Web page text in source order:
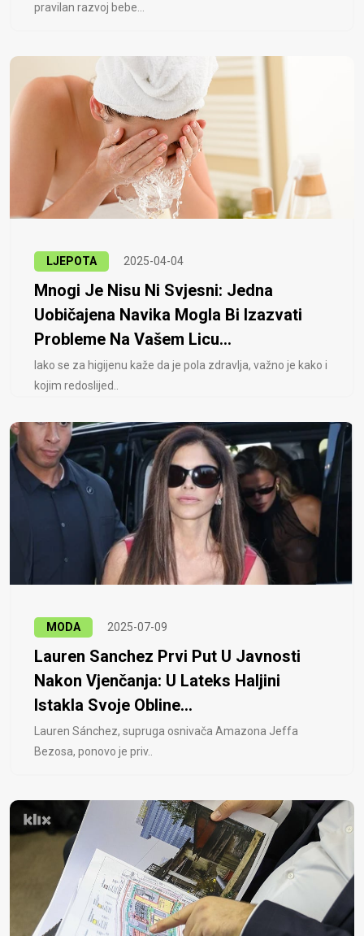
pravilan razvoj bebe...
LJEPOTA 2025-04-04
Mnogi Je Nisu Ni Svjesni: Jedna
Uobičajena Navika Mogla Bi Izazvati
Probleme Na Vašem Licu...
Iako se za higijenu kaže da je pola zdravlja, važno je kako i
kojim redoslijed..
MODA 2025-07-09
Lauren Sanchez Prvi Put U Javnosti
Nakon Vjenčanja: U Lateks Haljini
Istakla Svoje Obline...
Lauren Sánchez, supruga osnivača Amazona Jeffa
Bezosa, ponovo je priv..